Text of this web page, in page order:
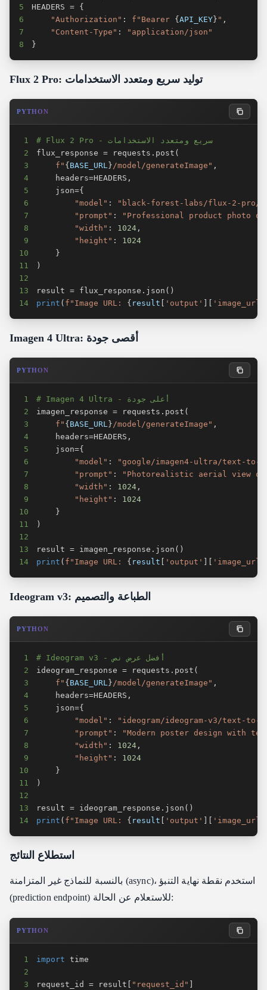
5
HEADERS = {
6
"Authorization" : f"Bearer { API_KEY } " ,
7
"Content-Type" :
"application/json"
8
}
Flux 2 Pro: توليد سريع ومتعدد الاستخدامات
PYTHON
1
# Flux 2 Pro - سريع ومتعدد الاستخدامات
2
flux_response = requests . post (
3
f" { BASE_URL } /model/generateImage" ,
4
    headers
=HEADERS ,
5
    json
={
6
"model" :
"black-forest-labs/flux-2-pro/
7
"prompt" :
"Professional product photo
8
"width" : 1024 ,
9
"height" :
1024
10
}
11
)
12
13
result = flux_response . json ( )
14
print ( f"Image URL: { result 'output' 'image_url'
Imagen 4 Ultra: أقصى جودة
PYTHON
1
# Imagen 4 Ultra - أعلى جودة
2
imagen_response = requests . post (
3
f" { BASE_URL } /model/generateImage" ,
4
    headers
=HEADERS ,
5
    json
={
6
"model" :
"google/imagen4-ultra/text-to-
7
"prompt" :
"Photorealistic aerial view of
8
"width" : 1024 ,
9
"height" :
1024
10
}
11
)
12
13
result = imagen_response . json ( )
14
print ( f"Image URL: { result 'output' 'image_url'
Ideogram v3: الطباعة والتصميم
PYTHON
1
# Ideogram v3 - أفضل عرض نص
2
ideogram_response = requests . post (
3
f" { BASE_URL } /model/generateImage" ,
4
    headers
=HEADERS ,
5
    json
={
6
"model" :
"ideogram/ideogram-v3/text-to-
7
"prompt" :
"Modern poster design with
8
"width" : 1024 ,
9
"height" :
1024
10
}
11
)
12
13
result = ideogram_response . json ( )
14
print ( f"Image URL: { result 'output' 'image_url'
استطلاع النتائج
بالنسبة للنماذج غير المتزامنة (async)، استخدم نقطة نهاية التنبؤ
(prediction endpoint) للاستعلام عن الحالة:
PYTHON
1 import
2
3
request_id = result "request_id"